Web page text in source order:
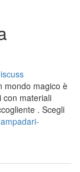
mondo magico è
con materiali
. Scegli